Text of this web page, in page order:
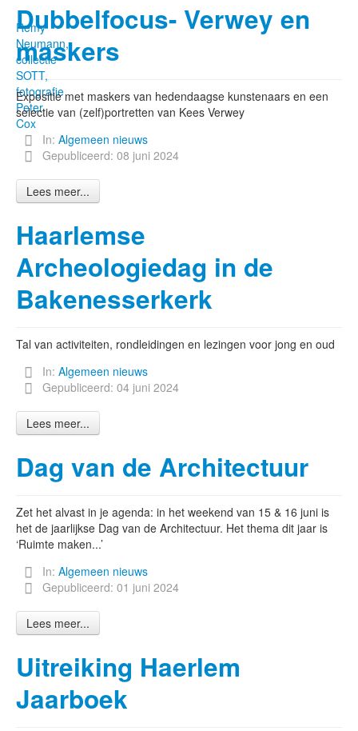
Remy
Neumann,
collectie
SOTT,
fotografie
Peter
Cox
Dubbelfocus- Verwey en
maskers
Expositie met maskers van hedendaagse kunstenaars en een
selectie van (zelf)portretten van Kees Verwey
In: Algemeen nieuws
Gepubliceerd: 08 juni 2024
Lees meer...
Haarlemse
Archeologiedag in de
Bakenesserkerk
Tal van activiteiten, rondleidingen en lezingen voor jong en oud
In: Algemeen nieuws
Gepubliceerd: 04 juni 2024
Lees meer...
Dag van de Architectuur
Zet het alvast in je agenda: in het weekend van 15 & 16 juni is
het de jaarlijkse Dag van de Architectuur. Het thema dit jaar is
‘Ruimte maken...’
In: Algemeen nieuws
Gepubliceerd: 01 juni 2024
Lees meer...
Uitreiking Haerlem
Jaarboek